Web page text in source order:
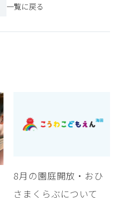
一覧に戻る
8月の園庭開放・おひ
さまくらぶについて